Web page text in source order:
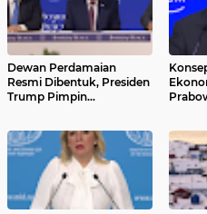
Dewan Perdamaian
Resmi Dibentuk, Presiden
Trump Pimpin